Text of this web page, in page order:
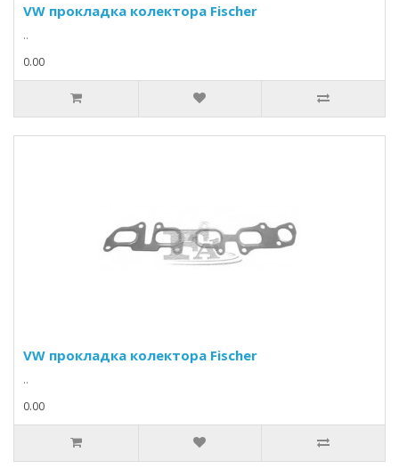
VW прокладка колектора Fischer
..
0.00
VW прокладка колектора Fischer
..
0.00